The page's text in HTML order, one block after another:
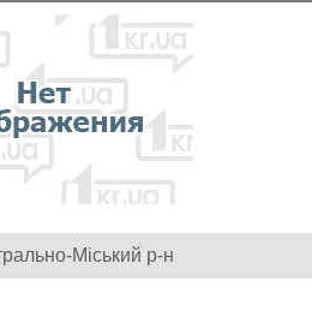
Міський р-н